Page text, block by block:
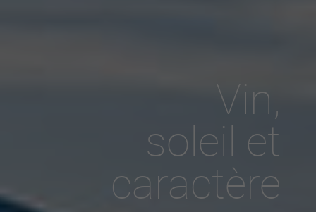
Vin,
soleil et
caractère